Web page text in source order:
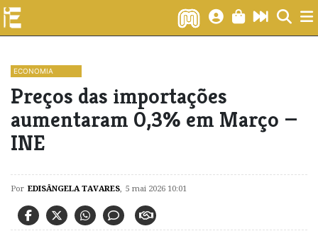
ECONOMIA
​Preços das importações
aumentaram 0,3% em Março —
INE
Por EDISÂNGELA TAVARES, 5 mai 2026 10:01